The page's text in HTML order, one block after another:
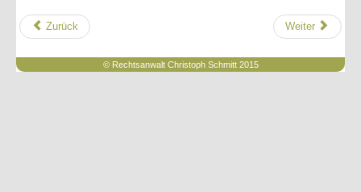
Zurück Weiter
© Rechtsanwalt Christoph Schmitt 2015